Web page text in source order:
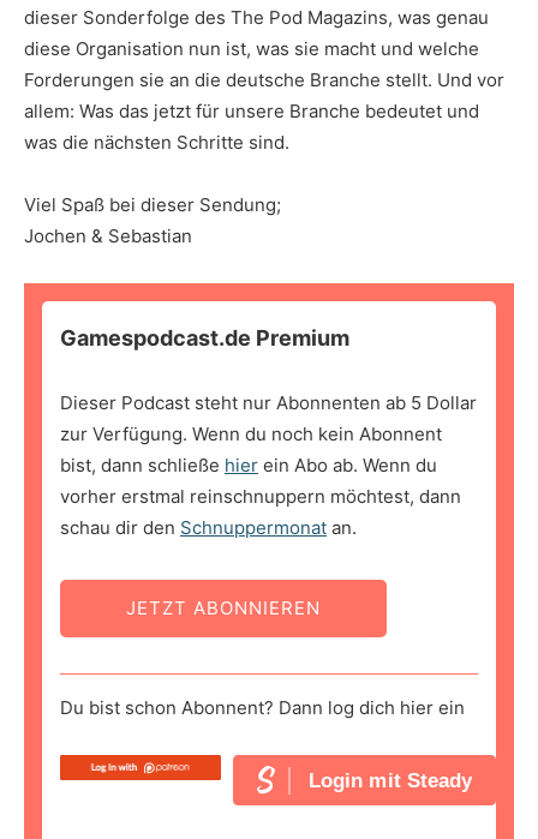
dieser Sonderfolge des The Pod Magazins, was genau
diese Organisation nun ist, was sie macht und welche
Forderungen sie an die deutsche Branche stellt. Und vor
allem: Was das jetzt für unsere Branche bedeutet und
was die nächsten Schritte sind.
Viel Spaß bei dieser Sendung;
Jochen & Sebastian
Gamespodcast.de Premium
Dieser Podcast steht nur Abonnenten ab 5 Dollar
zur Verfügung. Wenn du noch kein Abonnent
bist, dann schließe hier ein Abo ab. Wenn du
vorher erstmal reinschnuppern möchtest, dann
schau dir den Schnuppermonat an.
JETZT ABONNIEREN
Du bist schon Abonnent? Dann log dich hier ein
Login mit Steady